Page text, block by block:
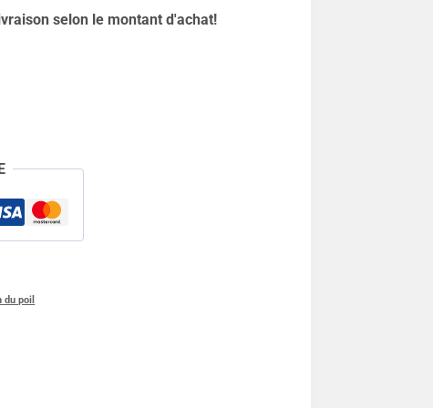
selon le montant d'achat!
du poil